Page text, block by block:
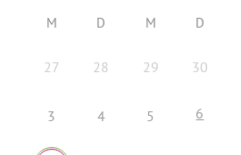
M D M D
27 28 29 30
3 4 5 6